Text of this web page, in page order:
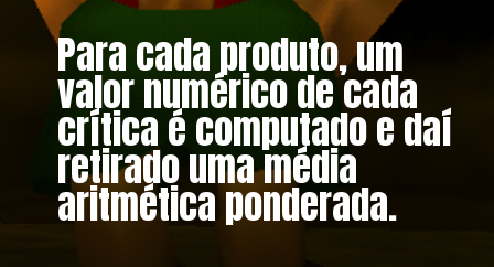
Para cada produto, um
valor numérico de cada
crítica é computado e daí
retirado uma média
aritmética ponderada.